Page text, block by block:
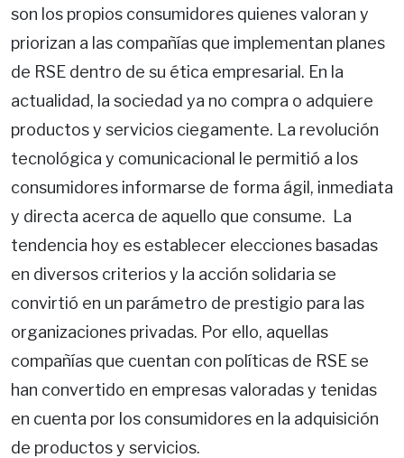
son los propios consumidores quienes valoran y
priorizan a las compañías que implementan planes
de RSE dentro de su ética empresarial. En la
actualidad, la sociedad ya no compra o adquiere
productos y servicios ciegamente. La revolución
tecnológica y comunicacional le permitió a los
consumidores informarse de forma ágil, inmediata
y directa acerca de aquello que consume. La
tendencia hoy es establecer elecciones basadas
en diversos criterios y la acción solidaria se
convirtió en un parámetro de prestigio para las
organizaciones privadas. Por ello, aquellas
compañías que cuentan con políticas de RSE se
han convertido en empresas valoradas y tenidas
en cuenta por los consumidores en la adquisición
de productos y servicios.